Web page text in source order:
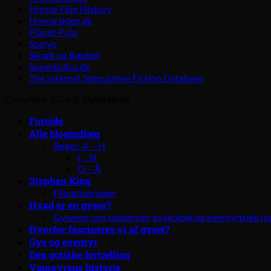
Horror Film History
Horrorsiden.dk
Planet Pulp
Scaryo
Skræk og Rædsel
Superkultur.dk
The Internet Speculative Fiction Database
Forside
Alle blogindlæg
Bøger: A – H
I – N
O – Å
Stephen King
Filmatiseringer
Hvad er en gyser?
Gyseren: om subgenrer, psykologi og eventyrtræk
Hvorfor fascineres vi af gyset?
Gys og eventyr
Den gotiske fortælling
Vampyrens historie